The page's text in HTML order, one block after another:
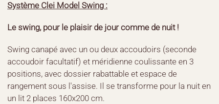
Système Clei Model Swing :
Le swing, pour le plaisir de jour comme de nuit !
Swing canapé avec un ou deux accoudoirs (seconde
accoudoir facultatif) et méridienne coulissante en 3
positions, avec dossier rabattable et espace de
rangement sous l'assise. Il se transforme pour la nuit en
un lit 2 places 160x200 cm.